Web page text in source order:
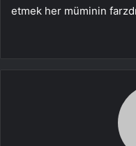
etmek her müminin